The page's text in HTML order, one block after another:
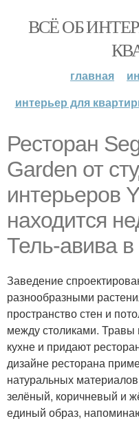
ВСЁ ОБ
главная
интерьер для
Ресторан
Garden от
интерьеров
находится
Тель-авива
Заведение
разнообразными
пространство стен и
между столиками.
кухне и придают
дизайне ресторана
натуральных
зелёный, коричневый и
единый образ,